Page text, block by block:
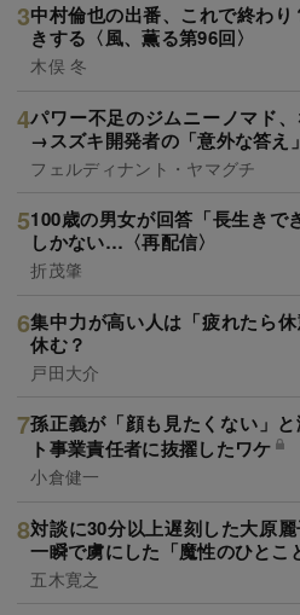
中村倫也の出番、これで終わ
きする〈風、薫る第96回〉
木俣 冬
パワー不足のジムニーノマド
→スズキ開発者の「意外な答え」
フェルディナント・ヤマグチ
100歳の男女が回答「長生きで
しかない…〈再配信〉
折茂肇
集中力が高い人は「疲れたら
休む？
戸田大介
孫正義が「顔も見たくない」
ト事業責任者に抜擢したワケ
小倉健一
対談に30分以上遅刻した大原
一瞬で虜にした「魔性のひとこ
五木寛之